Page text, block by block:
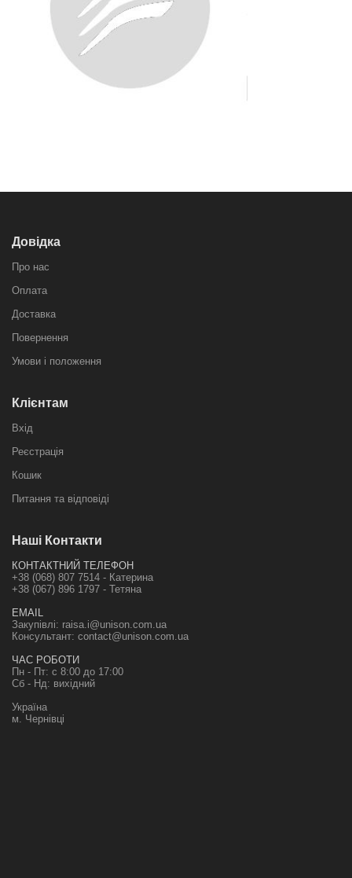
Довідка
Про нас
Оплата
Доставка
Повернення
Умови і положення
Клієнтам
Вхід
Реєстрація
Кошик
Питання та відповіді
Наші Контакти
КОНТАКТНИЙ ТЕЛЕФОН
+38 (068) 807 7514 - Катерина
+38 (067) 896 1797 - Тетяна
EMAIL
Закупівлі: raisa.i@unison.com.ua
Консультант: contact@unison.com.ua
ЧАС РОБОТИ
Пн - Пт: с 8:00 до 17:00
Сб - Нд: вихідний
Україна
м. Чернівці